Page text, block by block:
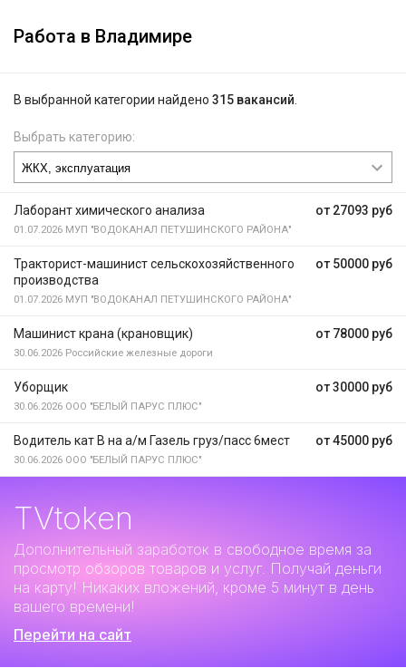
Работа в Владимире
В выбранной категории найдено 315 вакансий
Выбрать категорию:
от 27093 руб
Лаборант химического анализа
01.07.2026 МУП "ВОДОКАНАЛ ПЕТУШИНСКОГО РАЙОНА"
от 50000 руб
Тракторист-машинист сельскохозяйственного
производства
01.07.2026 МУП "ВОДОКАНАЛ ПЕТУШИНСКОГО РАЙОНА"
от 78000 руб
Машинист крана (крановщик)
30.06.2026 Российские железные дороги
от 30000 руб
Уборщик
30.06.2026 ООО "БЕЛЫЙ ПАРУС ПЛЮС"
от 45000 руб
Водитель кат В на а/м Газель груз/пасс 6мест
30.06.2026 ООО "БЕЛЫЙ ПАРУС ПЛЮС"
TVtoken
Дополнительный заработок в свободное время за
просмотр обзоров товаров и услуг. Получай деньги
на карту! Никаких вложений, кроме 5 минут в день
вашего времени!
Перейти на сайт